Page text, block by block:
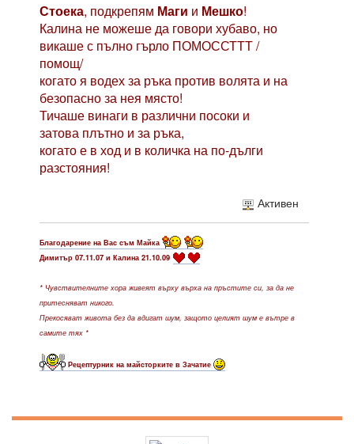
Стоека, подкрепям Маги и Мешко!
Калина не можеше да говори хубаво, но
викаше с пълно гърло ПОМОССТТТ /
помощ/
когато я водех за ръка против волята и на
безопасно за нея място!
Тичаше винаги в различни посоки и
затова плътно и за ръка,
когато е в ход и в количка на по-дълги
разстояния!
Активен
Благодарение на Вас съм Майка
Димитър 07.11.07 и Калина 21.10.09
* Чувствителните хора живеят върху върха на пръстите си, за да не
притесняват никого.
Прекосяват живота без да вдигат шум, защото целият шум е вътре в
самите тях *
Рецептурник на майсторките в Зачатие